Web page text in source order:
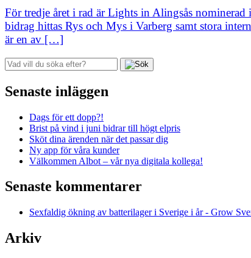
För tredje året i rad är Lights in Alingsås
bidrag hittas Rys och Mys i Varberg samt stora
är en av […]
Senaste inläggen
Dags för ett dopp?!
Brist på vind i juni bidrar till högt elpris
Sköt dina ärenden när det passar dig
Ny app för våra kunder
Välkommen Albot – vår nya digitala kollega!
Senaste kommentarer
Sexfaldig ökning av batterilager i Sverige i år - Grow
Arkiv